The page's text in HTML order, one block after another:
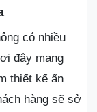
có nhiều
đây mang
thiết kế ấn
hàng sẽ sở